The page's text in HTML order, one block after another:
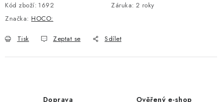
Kód zboží: 1692 Záruka: 2 roky
Značka: HOCO:
Tisk Zeptat se Sdílet
Doprava Ověřený e-shop